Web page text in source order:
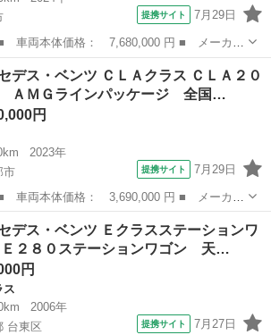
提携サイト 7月29日
ツ ■ 車種名： Ｅクラス ■ グレード
ギャルド ＡＭＧラインパッケージ ＡＭ
クラス
デス・ベンツ ＣＬＡクラス ＣＬＡ２０
ＡＭＧラインパッケージ 全国…
円
2023年
市
提携サイト 7月29日
ツ ■ 車種名： ＣＬＡクラス ■ グレード
ＡＭＧラインパッケージ 全国１年保証 ワ
CLA
デス・ベンツ Ｅクラスステーションワ
Ｅ２８０ステーションワゴン 天…
円
ス
2006年
台東区
提携サイト 7月27日